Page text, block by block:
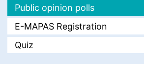
Public opinion polls
E-MAPAS Registration
Quiz